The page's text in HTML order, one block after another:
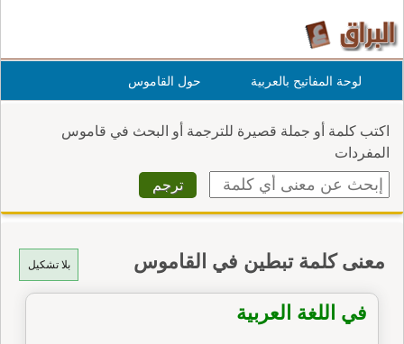
لوحة المفاتيح بالعربية حول القاموس
اكتب كلمة أو جملة قصيرة للترجمة أو البحث في قاموس
المفردات
بلا تشكيل معنى كلمة تبطين في القاموس
في اللغة العربية